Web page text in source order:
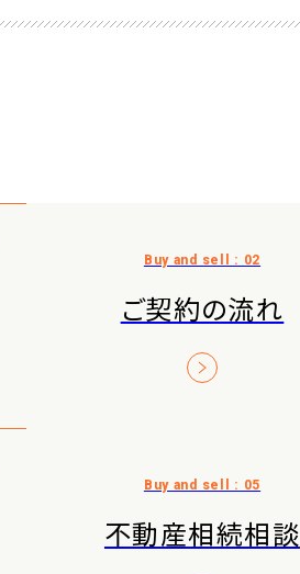
ご契約の流れ
不動産相続相談